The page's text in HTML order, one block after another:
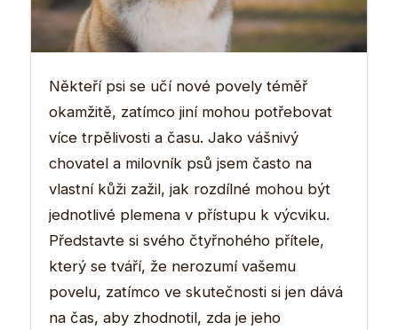
Někteří psi se učí nové povely téměř
okamžitě, zatímco jiní mohou potřebovat
více trpělivosti a času. Jako vášnivý
chovatel a milovník psů jsem často na
vlastní kůži zažil, jak rozdílné mohou být
jednotlivé plemena v přístupu k výcviku.
Představte si svého čtyřnohého přítele,
který se tváří, že nerozumí vašemu
povelu, zatímco ve skutečnosti si jen dává
na čas, aby zhodnotil, zda je jeho